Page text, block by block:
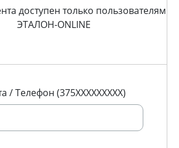
доступен только пользователям
ЭТАЛОН-ONLINE
/ Телефон (375XXXXXXXXX)